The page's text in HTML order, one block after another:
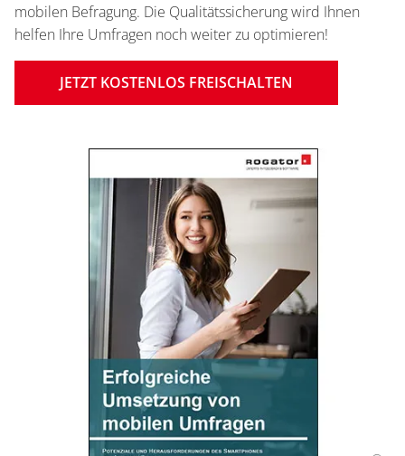
mobilen Befragung. Die Qualitätssicherung wird Ihnen
helfen Ihre Umfragen noch weiter zu optimieren!
JETZT KOSTENLOS FREISCHALTEN